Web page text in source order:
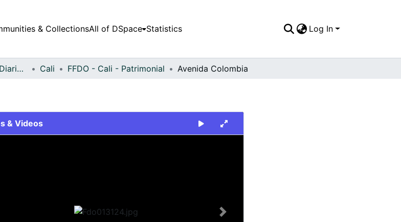
& CollectionsAll of DSpace Statistics Log In
Fondo Fotográfico Diario Occidente Cali FFDO - Cali - Patrimonial Avenida Colombia
& Videos
Next